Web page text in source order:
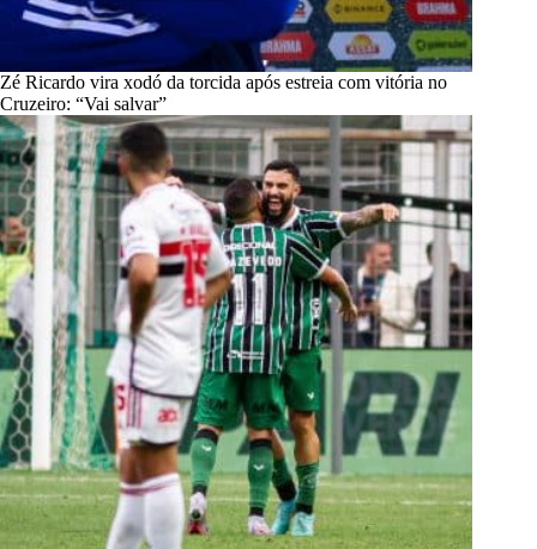
Zé Ricardo vira xodó da torcida após estreia com vitória no
Cruzeiro: “Vai salvar”